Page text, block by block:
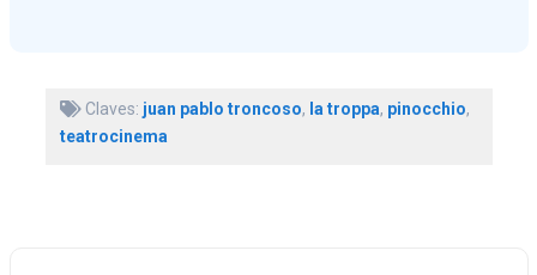
Claves: juan pablo troncoso, la troppa, pinocchio,
teatrocinema